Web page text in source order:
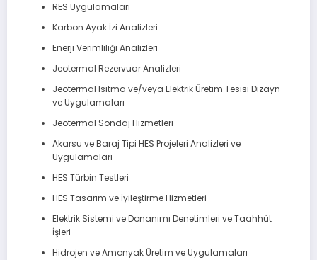
RES Uygulamaları
Karbon Ayak İzi Analizleri
Enerji Verimliliği Analizleri
Jeotermal Rezervuar Analizleri
Jeotermal Isıtma ve/veya Elektrik Üretim Tesisi Dizayn
ve Uygulamaları
Jeotermal Sondaj Hizmetleri
Akarsu ve Baraj Tipi HES Projeleri Analizleri ve
Uygulamaları
HES Türbin Testleri
HES Tasarım ve İyileştirme Hizmetleri
Elektrik Sistemi ve Donanımı Denetimleri ve Taahhüt
İşleri
Hidrojen ve Amonyak Üretim ve Uygulamaları